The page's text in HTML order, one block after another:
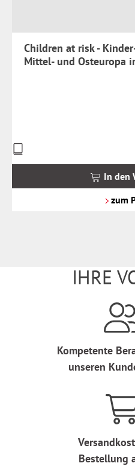
Children at risk -
Mittel- und Osteuropa
Preise
inkl.
In den
zum
IHRE
Kompetente
unseren
Bestellung